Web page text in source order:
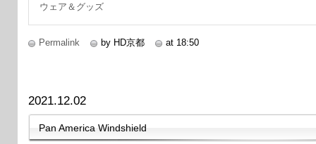
ウェア＆グッズ
Permalink by HD京都 at 18:50
2021.12.02
Pan America Windshield